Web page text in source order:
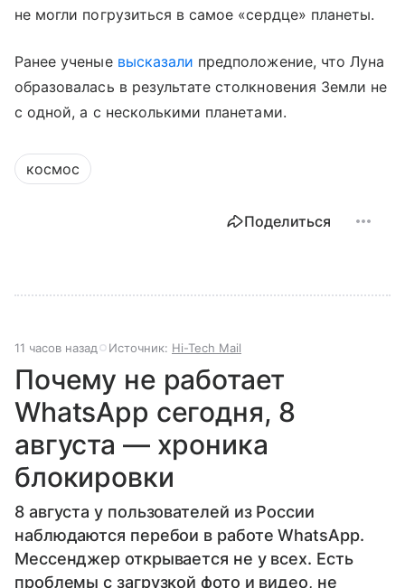
не могли погрузиться в самое «сердце» планеты.
Ранее ученые высказали предположение, что Луна
образовалась в результате столкновения Земли не
с одной, а с несколькими планетами.
космос
Поделиться
11 часов назад Источник: Hi-Tech Mail
Почему не работает
WhatsApp сегодня, 8
августа — хроника
блокировки
8 августа у пользователей из России
наблюдаются перебои в работе WhatsApp.
Мессенджер открывается не у всех. Есть
проблемы с загрузкой фото и видео, не